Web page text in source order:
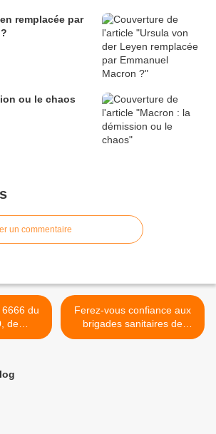
remplacée par
ou le chaos
un commentaire
de
tests
Ferez-vous confiance aux
brigades sanitaires de
déconfinement ? >